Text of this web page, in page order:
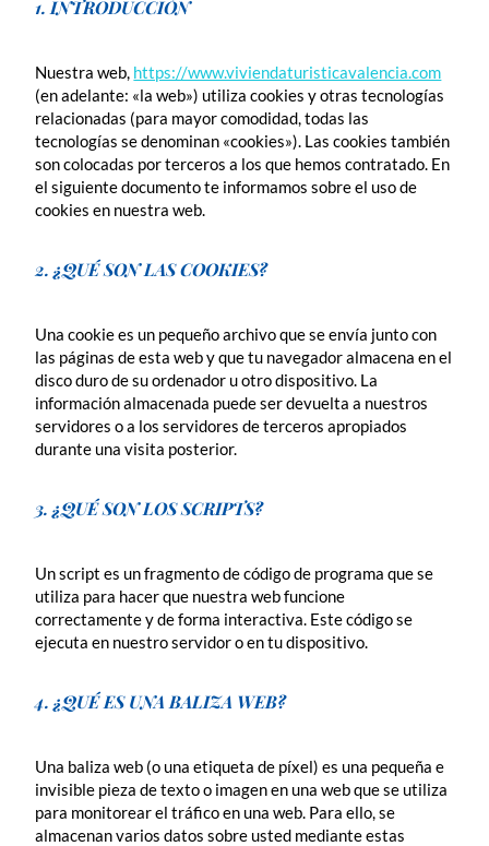
1. INTRODUCCIÓN
Nuestra web, https://www.viviendaturisticavalencia.com
(en adelante: «la web») utiliza cookies y otras tecnologías
relacionadas (para mayor comodidad, todas las
tecnologías se denominan «cookies»). Las cookies también
son colocadas por terceros a los que hemos contratado. En
el siguiente documento te informamos sobre el uso de
cookies en nuestra web.
2. ¿QUÉ SON LAS COOKIES?
Una cookie es un pequeño archivo que se envía junto con
las páginas de esta web y que tu navegador almacena en el
disco duro de su ordenador u otro dispositivo. La
información almacenada puede ser devuelta a nuestros
servidores o a los servidores de terceros apropiados
durante una visita posterior.
3. ¿QUÉ SON LOS SCRIPTS?
Un script es un fragmento de código de programa que se
utiliza para hacer que nuestra web funcione
correctamente y de forma interactiva. Este código se
ejecuta en nuestro servidor o en tu dispositivo.
4. ¿QUÉ ES UNA BALIZA WEB?
Una baliza web (o una etiqueta de píxel) es una pequeña e
invisible pieza de texto o imagen en una web que se utiliza
para monitorear el tráfico en una web. Para ello, se
almacenan varios datos sobre usted mediante estas